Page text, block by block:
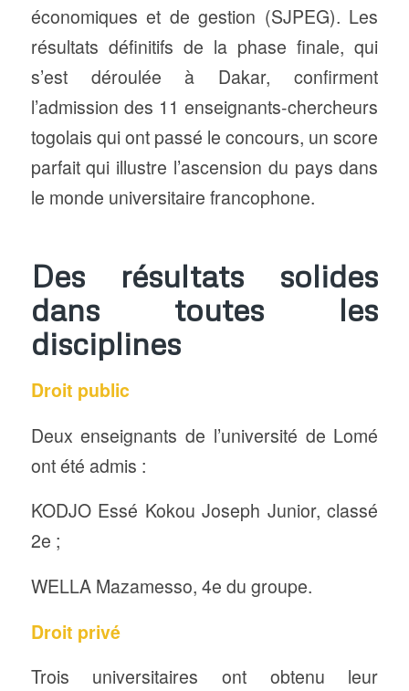
économiques et de gestion (SJPEG). Les
résultats définitifs de la phase finale, qui
s’est déroulée à Dakar, confirment
l’admission des 11 enseignants-chercheurs
togolais qui ont passé le concours, un score
parfait qui illustre l’ascension du pays dans
le monde universitaire francophone.
Des résultats solides
dans toutes les
disciplines
Droit public
Deux enseignants de l’université de Lomé
ont été admis :
KODJO Essé Kokou Joseph Junior, classé
2e ;
WELLA Mazamesso, 4e du groupe.
Droit privé
Trois universitaires ont obtenu leur